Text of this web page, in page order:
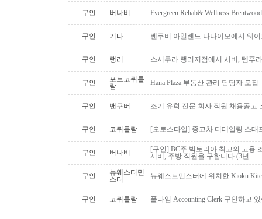
구인 버나비 Evergreen Rehab& Wellness
구인 기타 벤쿠버 아일랜드 나나이모에서 웨
구인 랭리 스시무라 랭리지점에서 서버, 템푸
구인
포트코퀴틀
람
Hana Plaza 부동산 관리 담당자 모집
구인 밴쿠버 조기 유학 전문 회사 직원 채용공고
구인 코퀴틀람 [오토스타일] 중고차 디테일링 스태
구인 버나비
[구인] BC주 빅토리아 최고의 고용
서버, 주방 직원을 구합니다 (3년..
구인
뉴웨스터민
스터
뉴웨스트민스터에 위치한 Kioku
구인 코퀴틀람 풀타임 Accounting Clerk 구인하고